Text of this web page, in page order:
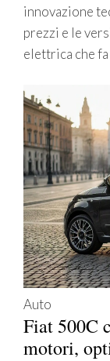
innovazione
prezzi e le
elettrica che
Auto
Fiat 500C
motori,